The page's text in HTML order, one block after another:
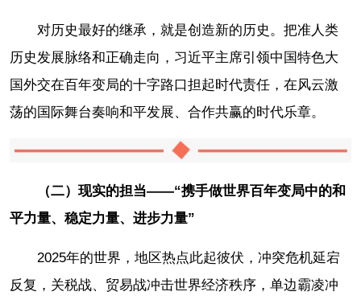
对历史最好的继承，就是创造新的历史。把准人类
历史发展脉络和正确走向，习近平主席引领中国特色大
国外交在百年变局的十字路口担起时代责任，在风云激
荡的国际舞台奏响和平发展、合作共赢的时代乐章。
（二）现实的担当——“携手做世界百年变局中的和
平力量、稳定力量、进步力量”
2025年的世界，地区热点此起彼伏，冲突危机延宕
反复，关税战、贸易战冲击世界经济秩序，单边霸凌冲